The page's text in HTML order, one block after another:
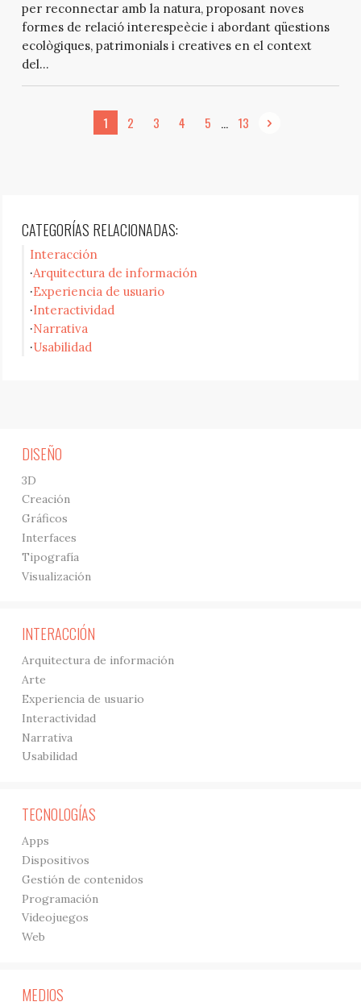
per reconnectar amb la natura, proposant noves
formes de relació interespeècie i abordant qüestions
ecològiques, patrimonials i creatives en el context
del...
1 2 3 4 5 ... 13
CATEGORÍAS RELACIONADAS:
Interacción
Arquitectura de información
Experiencia de usuario
Interactividad
Narrativa
Usabilidad
DISEÑO
3D
Creación
Gráficos
Interfaces
Tipografía
Visualización
INTERACCIÓN
Arquitectura de información
Arte
Experiencia de usuario
Interactividad
Narrativa
Usabilidad
TECNOLOGÍAS
Apps
Dispositivos
Gestión de contenidos
Programación
Videojuegos
Web
MEDIOS